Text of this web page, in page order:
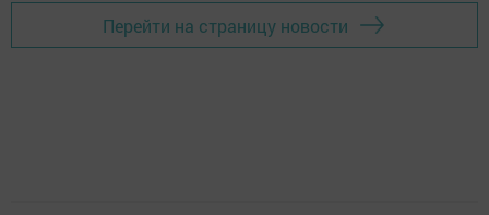
Перейти на страницу новости